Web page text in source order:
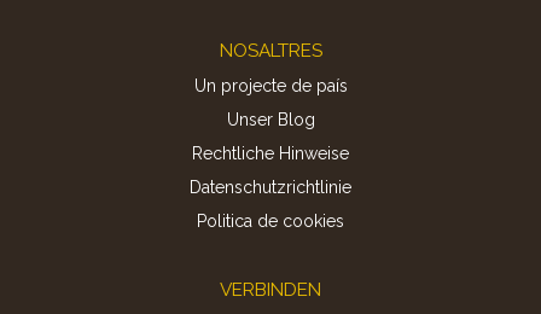
NOSALTRES
Un projecte de país
Unser Blog
Rechtliche Hinweise
Datenschutzrichtlinie
Politica de cookies
VERBINDEN